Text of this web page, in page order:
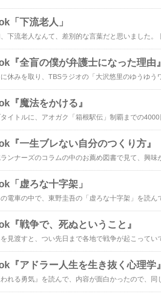
「下流老人」
『全盲の僕が弁護士になった理由』
『魔法をかける』
『一生ブレない自分のつくり方』
「虚ろな十字架」
『戦争で、死ぬということ』
『アドラー人生を生き抜く心理学』